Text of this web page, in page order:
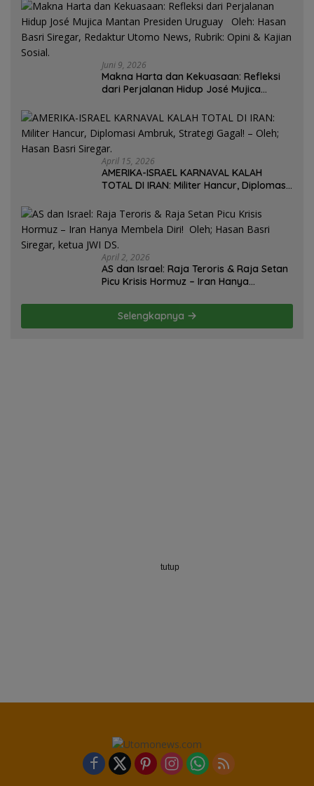
Juni 9, 2026
Makna Harta dan Kekuasaan: Refleksi
dari Perjalanan Hidup José Mujica
Basri Siregar, Redaktur Utomo News,
Rubrik: Opini & Kajian Sosial.
April 15, 2026
AMERIKA-ISRAEL KARNAVAL KALAH
TOTAL DI IRAN: Militer Hancur, Diplomasi
Basri Siregar.
April 2, 2026
AS dan Israel: Raja Teroris & Raja Setan
Picu Krisis Hormuz – Iran Hanya
ketua JWI DS.
Selengkapnya
tutup